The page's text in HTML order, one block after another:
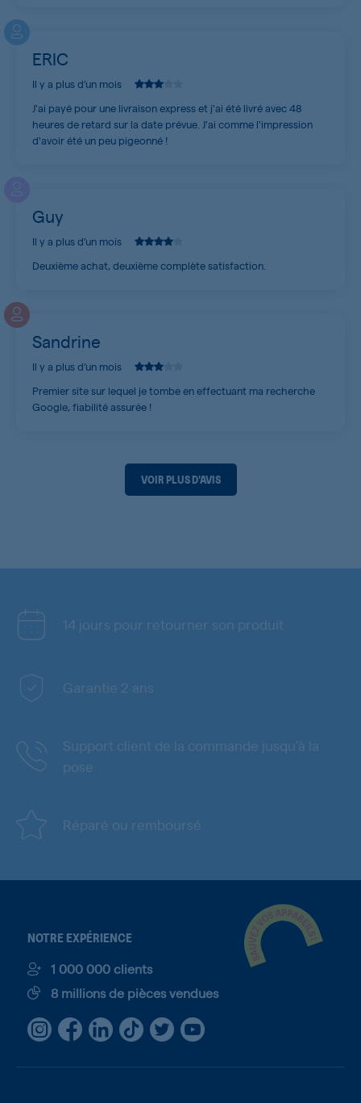
ERIC
Il y a plus d’un mois
J'ai payé pour une livraison express et j'ai été livré avec 48
heures de retard sur la date prévue. J'ai comme l'impression
d'avoir été un peu pigeonné !
Guy
Il y a plus d’un mois
Deuxième achat, deuxième complète satisfaction.
Sandrine
Il y a plus d’un mois
Premier site sur lequel je tombe en effectuant ma recherche
Google, fiabilité assurée !
VOIR PLUS D'AVIS
14 jours pour retourner son produit
Garantie 2 ans
Support client de la commande jusqu'à la
pose
Réparé ou remboursé
NOTRE EXPÉRIENCE
1 000 000 clients
8 millions de pièces vendues